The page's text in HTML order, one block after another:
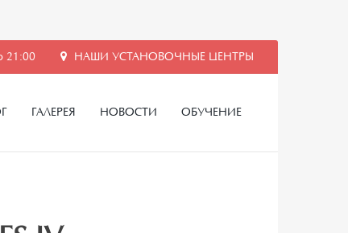
21:00 НАШИ УСТАНОВОЧНЫЕ ЦЕНТРЫ
ГАЛЕРЕЯ НОВОСТИ ОБУЧЕНИЕ